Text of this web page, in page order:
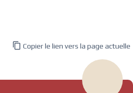
 Copier le lien vers la page actuelle